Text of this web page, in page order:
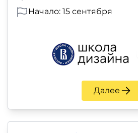
Начало: 15 сентября
Далее